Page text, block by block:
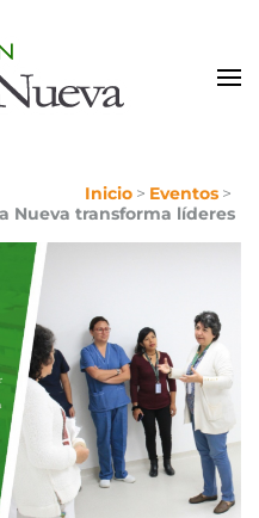
Inicio > Eventos >
Nueva transforma líderes